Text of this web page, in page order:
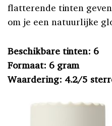
flatterende tinten
om je een natuurlijke
Beschikbare tinten: 6
Formaat: 6 gram
Waardering: 4.2/5